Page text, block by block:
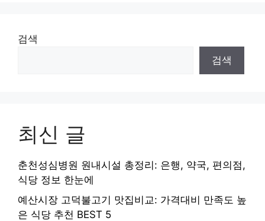
검색
검색
최신 글
춘천성심병원 원내시설 총정리: 은행, 약국, 편의점,
식당 정보 한눈에
예산시장 고덕불고기 맛집비교: 가격대비 만족도 높
은 식당 추천 BEST 5